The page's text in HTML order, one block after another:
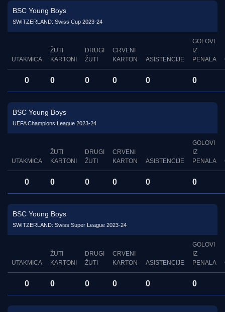
BSC Young Boys
SWITZERLAND: Swiss Cup 2023-24
UTAKMICA
ŽUTI
KARTONI
DRUGI
ŽUTI
CRVENI
KARTON
ASISTENCIJE
GOLOVI
IZ
PENALA
0 0 0 0 0 0
BSC Young Boys
UEFA Champions League 2023-24
UTAKMICA
ŽUTI
KARTONI
DRUGI
ŽUTI
CRVENI
KARTON
ASISTENCIJE
GOLOVI
IZ
PENALA
0 0 0 0 0 0
BSC Young Boys
SWITZERLAND: Swiss Super League 2023-24
UTAKMICA
ŽUTI
KARTONI
DRUGI
ŽUTI
CRVENI
KARTON
ASISTENCIJE
GOLOVI
IZ
PENALA
0 0 0 0 0 0